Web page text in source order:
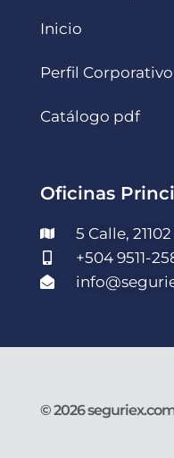
Inicio
Perfil Corporativo
Catálogo pdf
Oficinas
5 Calle,
+504 9511-
© 2026